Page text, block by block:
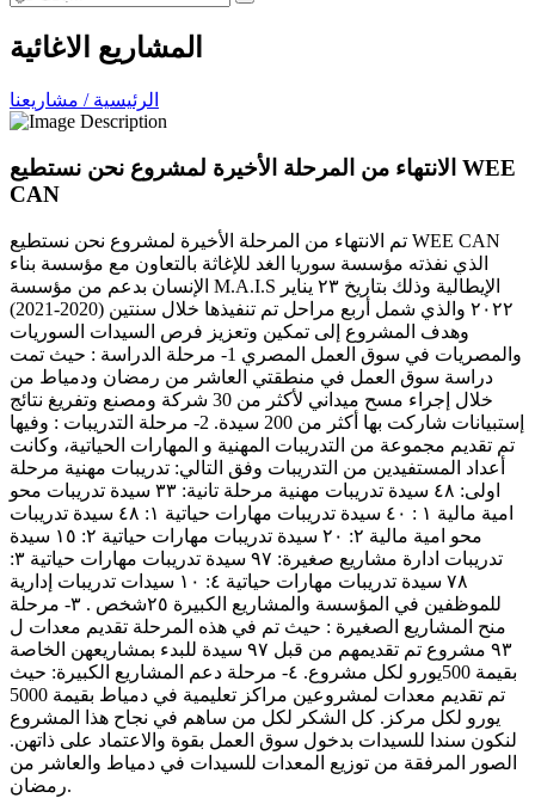
المشاريع الاغائية
الرئيسية / مشاريعنا
الانتهاء من المرحلة الأخيرة لمشروع نحن نستطيع WEE
CAN
تم الانتهاء من المرحلة الأخيرة لمشروع نحن نستطيع WEE CAN
الذي نفذته مؤسسة سوريا الغد للإغاثة بالتعاون مع مؤسسة بناء
الإنسان بدعم من مؤسسة M.A.I.S الإيطالية وذلك بتاريخ ٢٣ يناير
٢٠٢٢ والذي شمل أربع مراحل تم تنفيذها خلال سنتين (2020-2021)
وهدف المشروع إلى تمكين وتعزيز فرص السيدات السوريات
والمصريات في سوق العمل المصري 1- مرحلة الدراسة : حيث تمت
دراسة سوق العمل في منطقتي العاشر من رمضان ودمياط من
خلال إجراء مسح ميداني لأكثر من 30 شركة ومصنع وتفريغ نتائج
إستبيانات شاركت بها أكثر من 200 سيدة. 2- مرحلة التدريبات : وفيها
تم تقديم مجموعة من التدريبات المهنية و المهارات الحياتية، وكانت
أعداد المستفيدين من التدريبات وفق التالي: تدريبات مهنية مرحلة
اولى: ٤٨ سيدة تدريبات مهنية مرحلة تانية: ٣٣ سيدة تدريبات محو
امية مالية ١ : ٤٠ سيدة تدريبات مهارات حياتية ١: ٤٨ سيدة تدريبات
محو امية مالية ٢: ٢٠ سيدة تدريبات مهارات حياتية ٢: ١٥ سيدة
تدريبات ادارة مشاريع صغيرة: ٩٧ سيدة تدريبات مهارات حياتية ٣:
٧٨ سيدة تدريبات مهارات حياتية ٤: ١٠ سيدات تدريبات إدارية
للموظفين في المؤسسة والمشاريع الكبيرة ٢٥شخص . ٣- مرحلة
منح المشاريع الصغيرة : حيث تم في هذه المرحلة تقديم معدات ل
٩٣ مشروع تم تقديمهم من قبل ٩٧ سيدة للبدء بمشاريعهن الخاصة
بقيمة 500يورو لكل مشروع. ٤- مرحلة دعم المشاريع الكبيرة: حيث
تم تقديم معدات لمشروعين مراكز تعليمية في دمياط بقيمة 5000
يورو لكل مركز. كل الشكر لكل من ساهم في نجاح هذا المشروع
لنكون سندا للسيدات بدخول سوق العمل بقوة والاعتماد على ذاتهن.
الصور المرفقة من توزيع المعدات للسيدات في دمياط والعاشر من
رمضان.